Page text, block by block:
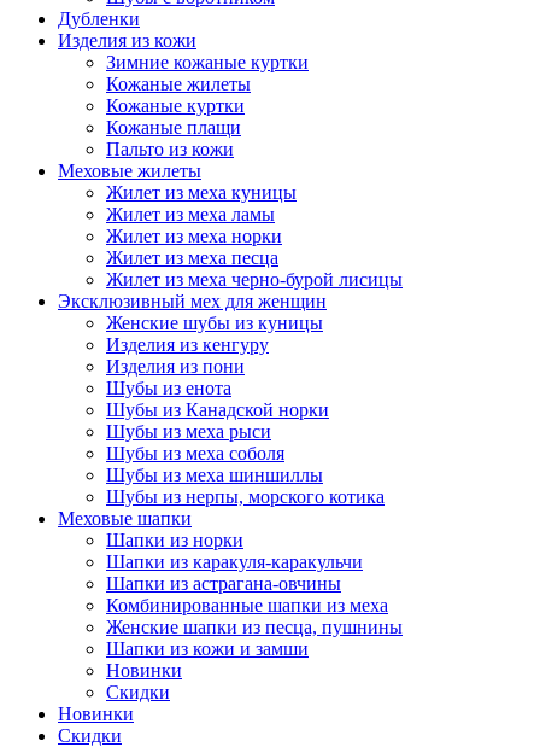
Дубленки
Изделия из кожи
Зимние кожаные куртки
Кожаные жилеты
Кожаные куртки
Кожаные плащи
Пальто из кожи
Меховые жилеты
Жилет из меха куницы
Жилет из меха ламы
Жилет из меха норки
Жилет из меха песца
Жилет из меха черно-бурой лисицы
Эксклюзивный мех для женщин
Женские шубы из куницы
Изделия из кенгуру
Изделия из пони
Шубы из енота
Шубы из Канадской норки
Шубы из меха рыси
Шубы из меха соболя
Шубы из меха шиншиллы
Шубы из нерпы, морского котика
Меховые шапки
Шапки из норки
Шапки из каракуля-каракульчи
Шапки из астрагана-овчины
Комбинированные шапки из меха
Женские шапки из песца, пушнины
Шапки из кожи и замши
Новинки
Скидки
Новинки
Скидки